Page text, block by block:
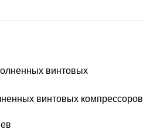
винтовых компрессоров